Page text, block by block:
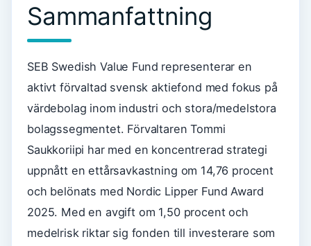
Sammanfattning
SEB Swedish Value Fund representerar en
aktivt förvaltad svensk aktiefond med fokus på
värdebolag inom industri och stora/medelstora
bolagssegmentet. Förvaltaren Tommi
Saukkoriipi har med en koncentrerad strategi
uppnått en ettårsavkastning om 14,76 procent
och belönats med Nordic Lipper Fund Award
2025. Med en avgift om 1,50 procent och
medelrisk riktar sig fonden till investerare som